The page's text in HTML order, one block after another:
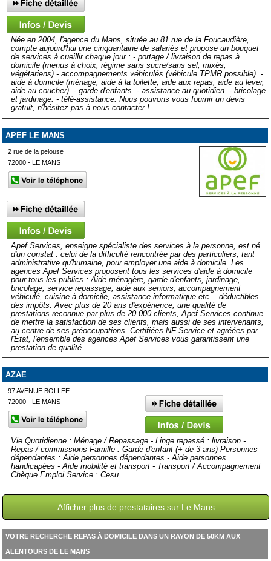
Née en 2004, l'agence du Mans, située au 81 rue de la Foucaudière,
compte aujourd'hui une cinquantaine de salariés et propose un bouquet
de services à cueillir chaque jour : - portage / livraison de repas à
domicile (menus à choix, régime sans sucre/sans sel, mixés,
végétariens) - accompagnements véhiculés (véhicule TPMR possible). -
aide à domicile (ménage, aide à la toilette, aide aux repas, aide au lever,
aide au coucher). - garde d'enfants. - assistance au quotidien. - bricolage
et jardinage. - télé-assistance. Nous pouvons vous fournir un devis
gratuit, n'hésitez pas à nous contacter !
APEF LE MANS
2 rue de la pelouse
72000 - LE MANS
Apef Services, enseigne spécialiste des services à la personne, est né
d'un constat : celui de la difficulté rencontrée par des particuliers, tant
administrative qu'humaine, pour employer une aide à domicile. Les
agences Apef Services proposent tous les services d'aide à domicile
pour tous les publics : Aide ménagère, garde d'enfants, jardinage,
bricolage, service repassage, aide aux seniors, accompagnement
véhiculé, cuisine à domicile, assistance informatique etc... déductibles
des impôts. Avec plus de 20 ans d'expérience, une qualité de
prestations reconnue par plus de 20 000 clients, Apef Services continue
de mettre la satisfaction de ses clients, mais aussi de ses intervenants,
au centre de ses préoccupations. Certifiées NF Service et agréées par
l'État, l'ensemble des agences Apef Services vous garantissent une
prestation de qualité.
AZAE
97 AVENUE BOLLEE
72000 - LE MANS
Vie Quotidienne : Ménage / Repassage - Linge repassé : livraison -
Repas / commissions Famille : Garde d'enfant (+ de 3 ans) Personnes
dépendantes : Aide personnes dépendantes - Aide personnes
handicapées - Aide mobilité et transport - Transport / Accompagnement
Chèque Emploi Service : Cesu
Afficher plus de prestataires sur Le Mans
VOTRE RECHERCHE REPAS À DOMICILE DANS UN RAYON DE 50KM AUX
ALENTOURS DE LE MANS